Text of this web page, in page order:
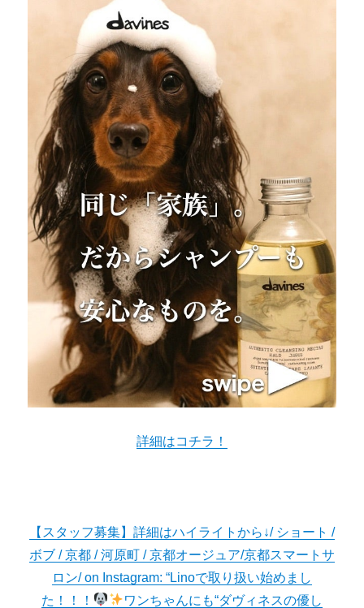
詳細はコチラ！
【スタッフ募集】詳細はハイライトから↓/ ショート /
ボブ / 京都 / 河原町 / 京都オージュア/京都スマートサ
ロン/ on Instagram: “Linoで取り扱い始めまし
た！！！
ワンちゃんにも“ダヴィネスの優し